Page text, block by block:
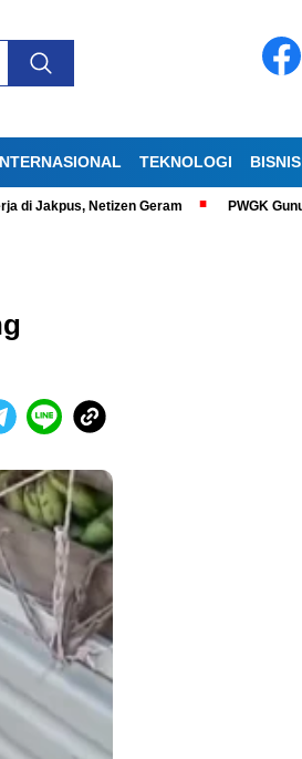
TEKNOLOGI
Netizen Geram PWGK Gunung